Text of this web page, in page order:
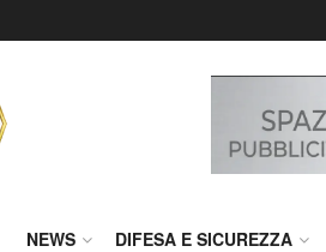
NEWS DIFESA E SICUREZZA